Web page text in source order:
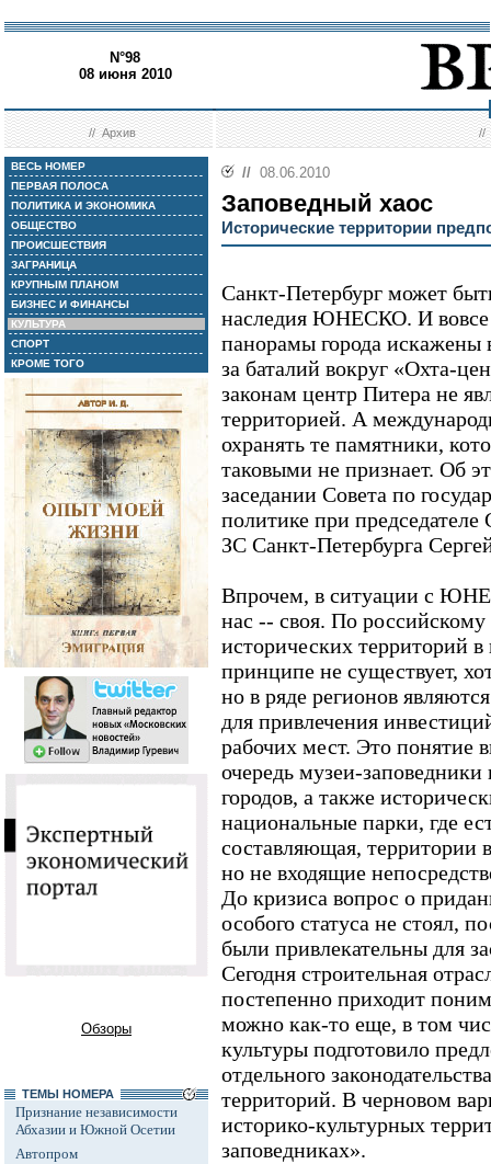
N°98
08 июня 2010
//Архив //
ВЕСЬ НОМЕР
ПЕРВАЯ ПОЛОСА
ПОЛИТИКА И ЭКОНОМИКА
ОБЩЕСТВО
ПРОИСШЕСТВИЯ
ЗАГРАНИЦА
КРУПНЫМ ПЛАНОМ
БИЗНЕС И ФИНАНСЫ
КУЛЬТУРА
СПОРТ
КРОМЕ ТОГО
Обзоры
ТЕМЫ НОМЕРА
Признание независимости
Абхазии и Южной Осетии
Автопром
// 08.06.2010
Заповедный хаос
Исторические территории
Санкт-Петербург может
наследия ЮНЕСКО. И вовсе
панорамы города
за баталий вокруг «Охта-
законам центр Питера не
территорией. А
охранять те памятники,
таковыми не признает. Об
заседании Совета по
политике при
ЗС Санкт-Петербурга
Впрочем, в ситуации с
нас -- своя. По российскому
исторических территорий
принципе не существует,
но в ряде регионов
для привлечения
рабочих мест. Это понятие
очередь музеи-
городов, а также
национальные парки, где
составляющая, территории
но не входящие
До кризиса вопрос о
особого статуса не стоял,
были привлекательны для
Сегодня строительная
постепенно приходит
можно как-то еще, в том
культуры подготовило
отдельного
территорий. В черновом
историко-культурных
заповедниках».